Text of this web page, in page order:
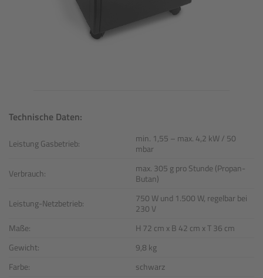
Technische Daten:
Leistung Gasbetrieb:
min. 1,55 – max. 4,2 kW / 50
mbar
Verbrauch:
max. 305 g pro Stunde (Propan-
Butan)
Leistung-Netzbetrieb:
750 W und 1.500 W, regelbar bei
230 V
Maße:
H 72 cm x B 42 cm x T 36 cm
Gewicht:
9,8 kg
Farbe:
schwarz